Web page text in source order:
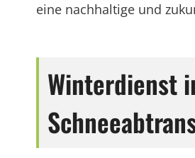
eine nachhaltige und
Winterdienst